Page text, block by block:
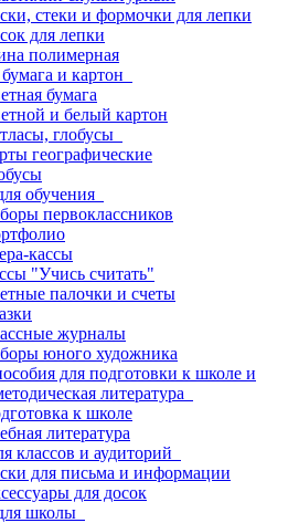
стеки и формочки для лепки
для лепки
полимерная
и картон
бумага
и белый картон
глобусы
географические
обучения
первоклассников
кассы
"Учись считать"
палочки и счеты
журналы
юного художника
для подготовки к школе и
литература
к школе
литература
классов и аудиторий
для письма и информации
для досок
школы